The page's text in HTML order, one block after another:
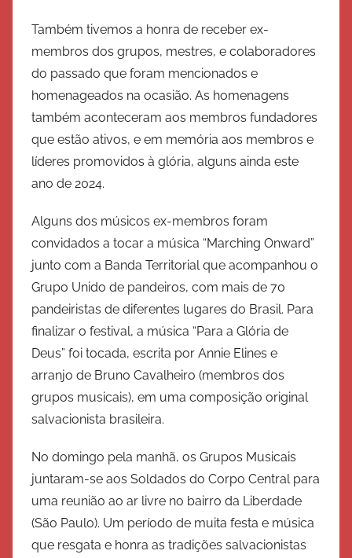
ã
o
Também tivemos a honra de receber ex-
membros dos grupos, mestres, e colaboradores
do passado que foram mencionados e
homenageados na ocasião. As homenagens
também aconteceram aos membros fundadores
que estão ativos, e em memória aos membros e
líderes promovidos à glória, alguns ainda este
ano de 2024.
Alguns dos músicos ex-membros foram
convidados a tocar a música “Marching Onward”
junto com a Banda Territorial que acompanhou o
Grupo Unido de pandeiros, com mais de 70
pandeiristas de diferentes lugares do Brasil. Para
finalizar o festival, a música “Para a Glória de
Deus” foi tocada, escrita por Annie Elines e
arranjo de Bruno Cavalheiro (membros dos
grupos musicais), em uma composição original
salvacionista brasileira.
No domingo pela manhã, os Grupos Musicais
juntaram-se aos Soldados do Corpo Central para
uma reunião ao ar livre no bairro da Liberdade
(São Paulo). Um período de muita festa e música
que resgata e honra as tradições salvacionistas